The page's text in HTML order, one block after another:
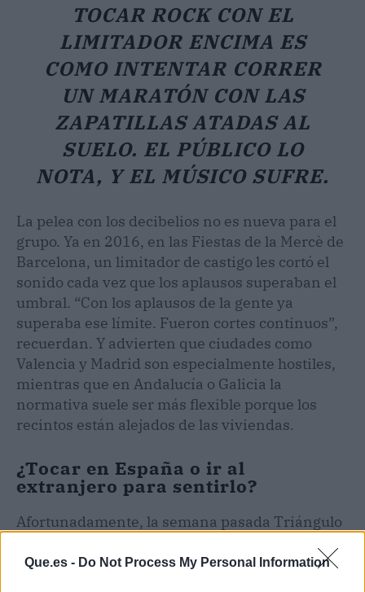
Que.es - Do Not Process My Personal Information
TOCAR ROCK CON EL
LIMITADOR ENCIMA ES
COMO INTENTAR CORRER
UN MARATÓN CON LAS
ZAPATILLAS ATADAS AL
SUELO. EL PÚBLICO LO
NOTA, Y EL MÚSICO SUFRE.
La pelea con los decibelios no es nueva para el
grupo. Ya en 2016, en las Fiestas de la Mercè de
Barcelona, un limitador de castigo les cortó el
sonido cada vez que los aplausos superaban el
umbral. “Con los aplausos de la gente ya
superaba ese límite. Fueron cortes continuos”,
recuerdan. Y advierten que ciudades como
Valencia y Madrid son especialmente hostiles,
mientras que en Andalucía o Galicia la
normativa suele ser más flexible porque los
recintos están alejados de las viviendas.
¿Tocar en España o ir al
extranjero para sentirlo?
Afortunadamente, la semana pasada Triángulo
Oporto. Allí, por fin, a 104 dBA, el volumen ideal.